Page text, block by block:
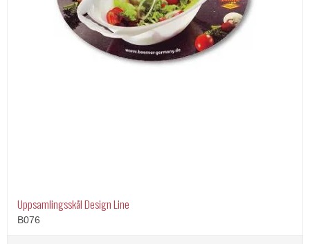
Uppsamlingsskål Design Line
B076